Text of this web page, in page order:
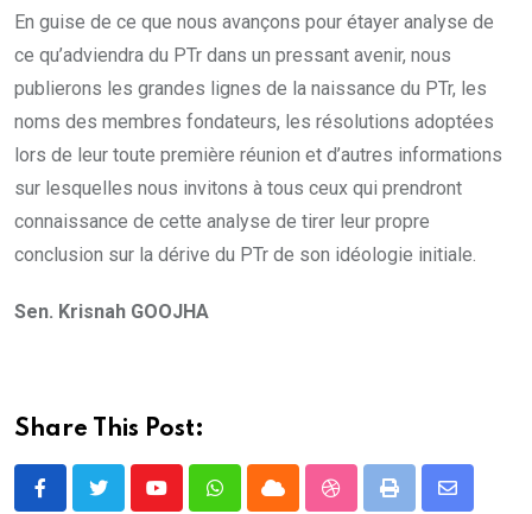
En guise de ce que nous avançons pour étayer analyse de
ce qu’adviendra du PTr dans un pressant avenir, nous
publierons les grandes lignes de la naissance du PTr, les
noms des membres fondateurs, les résolutions adoptées
lors de leur toute première réunion et d’autres informations
sur lesquelles nous invitons à tous ceux qui prendront
connaissance de cette analyse de tirer leur propre
conclusion sur la dérive du PTr de son idéologie initiale.
Sen. Krisnah GOOJHA
Share This Post:
YoutubeWhatsappCloud StumbleUpon
Print
Share